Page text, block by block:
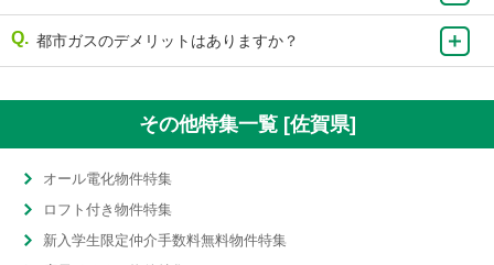
都市ガスのデメリットはありますか？
その他特集一覧 [佐賀県]
オール電化物件特集
ロフト付き物件特集
新入学生限定仲介手数料無料物件特集